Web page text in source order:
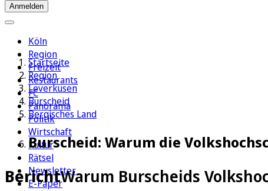
Anmelden
Köln
Region
Freizeit
Restaurants
FC
Panorama
Politik
Wirtschaft
Kultur
Rätsel
Newsletter
E-Paper
Startseite
Region
Leverkusen
Burscheid
Bergisches Land
Burscheid: Warum die
BerichtWarum Burscheids